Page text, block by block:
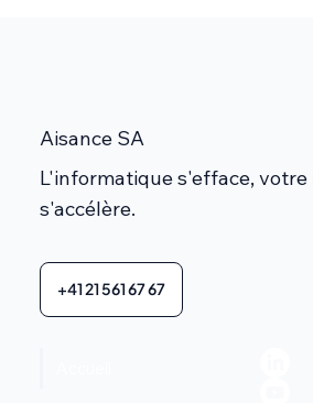
Aisance SA
L'informatique s'efface, votre
s'accélère.
+41 21 561 67 67